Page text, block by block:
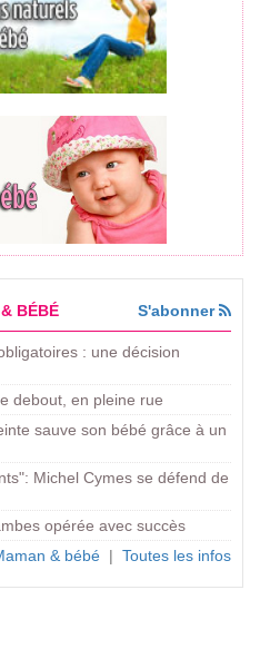
BÉBÉ S'abonner
: une décision
debout, en pleine rue
sauve son bébé grâce à un
Michel Cymes se défend de
opérée avec succès
& bébé | Toutes les infos